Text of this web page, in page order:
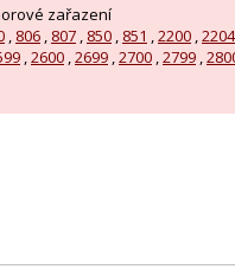
zařazení
, 806 , 807 , 850 , 851 ,2200 ,2204
,2600 ,2699 ,2700 ,2799 ,